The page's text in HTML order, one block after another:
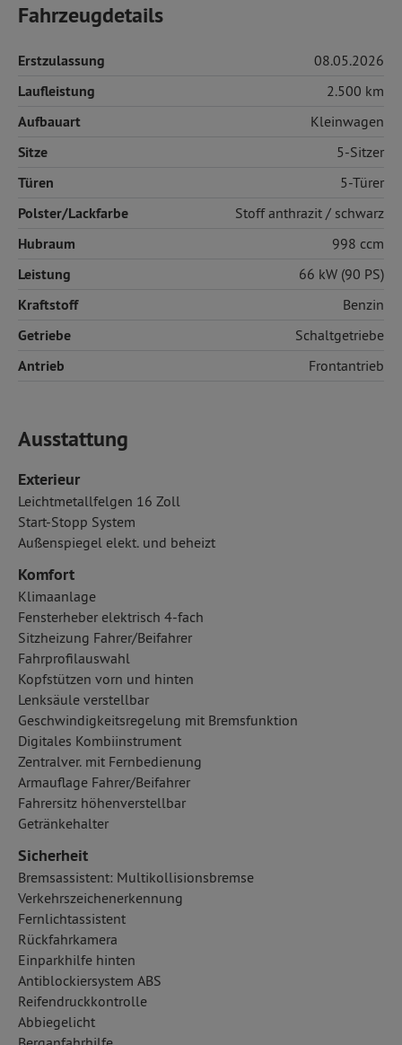
Fahrzeugdetails
Erstzulassung 08.05.2026
Laufleistung 2.500 km
Aufbauart Kleinwagen
Sitze 5-Sitzer
Türen 5-Türer
Polster/Lackfarbe Stoffanthrazit / schwarz
Hubraum 998 ccm
Leistung 66 kW (90 PS)
Kraftstoff Benzin
Getriebe Schaltgetriebe
Antrieb Frontantrieb
Ausstattung
Exterieur
Leichtmetallfelgen 16 Zoll
Start-Stopp System
Außenspiegel elekt. und beheizt
Komfort
Klimaanlage
Fensterheber elektrisch 4-fach
Sitzheizung Fahrer/Beifahrer
Fahrprofilauswahl
Kopfstützen vorn und hinten
Lenksäule verstellbar
Geschwindigkeitsregelung mit Bremsfunktion
Digitales Kombiinstrument
Zentralver. mit Fernbedienung
Armauflage Fahrer/Beifahrer
Fahrersitz höhenverstellbar
Getränkehalter
Sicherheit
Bremsassistent: Multikollisionsbremse
Verkehrszeichenerkennung
Fernlichtassistent
Rückfahrkamera
Einparkhilfe hinten
Antiblockiersystem ABS
Reifendruckkontrolle
Abbiegelicht